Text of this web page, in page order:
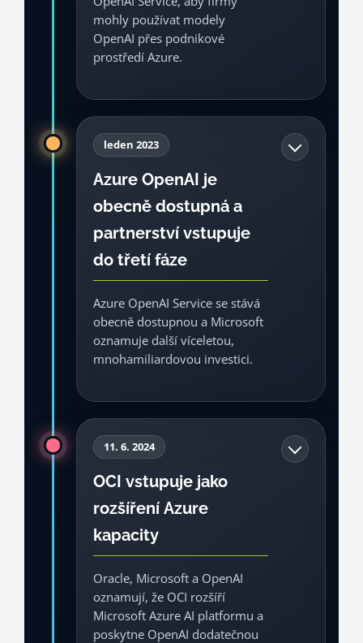
Zdroj: Microsoft / OpenAI, 2020
mohly používat modely
OpenAI přes podnikové
prostředí Azure.
výzkumného a API světa do enterprise
Service spojuje modely OpenAI s
bezpečností, správou přístupů,
compliance a fakturací typickou pro
velké organizace.
Zdroj: Microsoft Azure, 2023
leden 2023
Azure OpenAI je
obecně dostupná a
partnerství vstupuje
do třetí fáze
Azure OpenAI Service se stává
obecně dostupnou a Microsoft
oznamuje další víceletou,
mnohamiliardovou investici.
Azure bude pohánět OpenAI
produkty i API službami. To je vrchol
éry, kdy se OpenAI a Azure v
enterprise AI vnímaly prakticky jako
nerozlučná dvojice.
Produkt Cloud
Zdroj: Microsoft, 2023
11. 6. 2024
OCI vstupuje jako
rozšíření Azure
kapacity
Oracle, Microsoft a OpenAI
oznamují, že OCI rozšíří
Microsoft Azure AI platformu a
poskytne OpenAI dodatečnou